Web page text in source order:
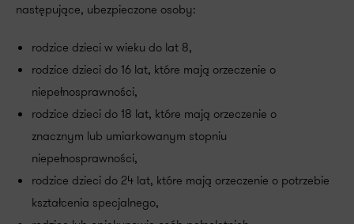
następujące, ubezpieczone osoby:
rodzice dzieci w wieku do lat 8,
rodzice dzieci do 16 lat, które mają orzeczenie o
niepełnosprawności,
rodzice dzieci do 18 lat, które mają orzeczenie o
znacznym lub umiarkowanym stopniu
niepełnosprawności,
rodzice dzieci do 24 lat, które mają orzeczenie o potrzebie
kształcenia specjalnego,